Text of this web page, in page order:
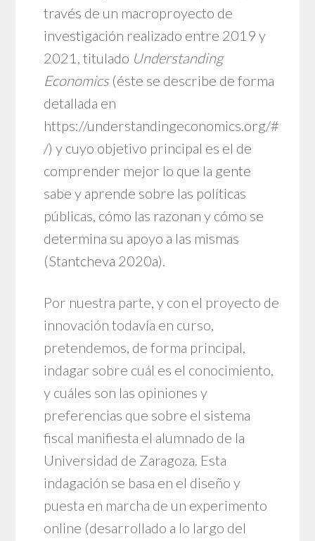
través de un macroproyecto de
investigación realizado entre 2019 y
2021, titulado Understanding
Economics(éste se describe de forma
detallada en
https://understandingeconomics.org/#
/) y cuyo objetivo principal es el de
comprender mejor lo que la gente
sabe y aprende sobre las políticas
públicas, cómo las razonan y cómo se
determina su apoyo a las mismas
(Stantcheva 2020a).
Por nuestra parte, y con el proyecto de
innovación todavía en curso,
pretendemos, de forma principal,
indagar sobre cuál es el conocimiento,
y cuáles son las opiniones y
preferencias que sobre el sistema
fiscal manifiesta el alumnado de la
Universidad de Zaragoza. Esta
indagación se basa en el diseño y
puesta en marcha de un experimento
online (desarrollado a lo largo del